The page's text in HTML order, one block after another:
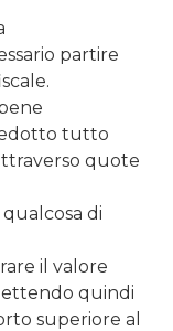
partire
tutto
quote
di
il valore
quindi
superiore al